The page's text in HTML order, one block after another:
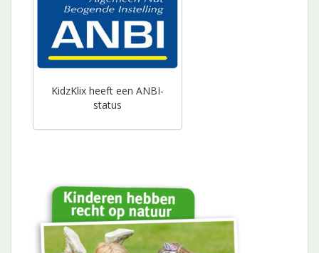
KidzKlix heeft een ANBI-
status